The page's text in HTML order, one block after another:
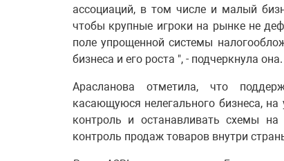
ассоциаций, в том числе и малый
чтобы крупные игроки на рынке не
поле упрощенной системы
бизнеса и его роста ", - подчеркнула она.
Арасланова отметила, что
касающуюся нелегального бизнеса,
контроль и останавливать схемы
контроль продаж товаров внутри